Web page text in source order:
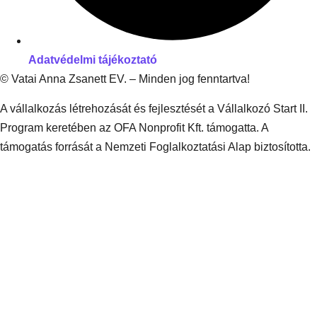
Adatvédelmi tájékoztató
© Vatai Anna Zsanett EV. – Minden jog fenntartva!
A vállalkozás létrehozását és fejlesztését a Vállalkozó Start II.
Program keretében az OFA Nonprofit Kft. támogatta. A
támogatás forrását a Nemzeti Foglalkoztatási Alap biztosította.